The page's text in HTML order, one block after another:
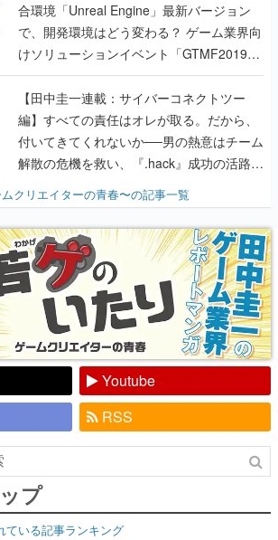
合環境「Unreal Engine」最新バージョン
で、開発環境はどう変わる？ ゲーム業界向
けソリューションイベント「GTMF2019」
に行って、より理解を深めよう【PR】
【田中圭一連載：サイバーコネクトツー
編】すべての責任はオレが取る。だから、
付いてきてくれないか──男の熱意はチーム
解散の危機を救い、『.hack』成功の活路を
開く。業界の快男児・松山 洋に流れる血は
『少年ジャンプ』色だった【若ゲのいた
り】
クリエイターの青春〜の記事一覧
Youtube
RSS
プ
ている記事ランキング